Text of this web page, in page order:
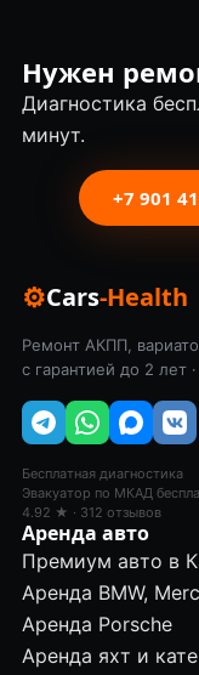
Нужен
Диагностика
минут.
+7 901
⚙Cars-Health
Ремонт АКПП,
с гарантией до 2 лет
Бесплатная диагностика
Эвакуатор по МКАД
4.92 ★ · 312 отзывов
Аренда авто
Премиум авто в
Аренда BMW,
Аренда Porsche
Аренда яхт и